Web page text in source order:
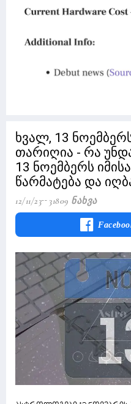
ხვალ, 13
თარიღია - რა
13 ნოემბერს
წარმატება და
12/11/23 31809 Ნახვა